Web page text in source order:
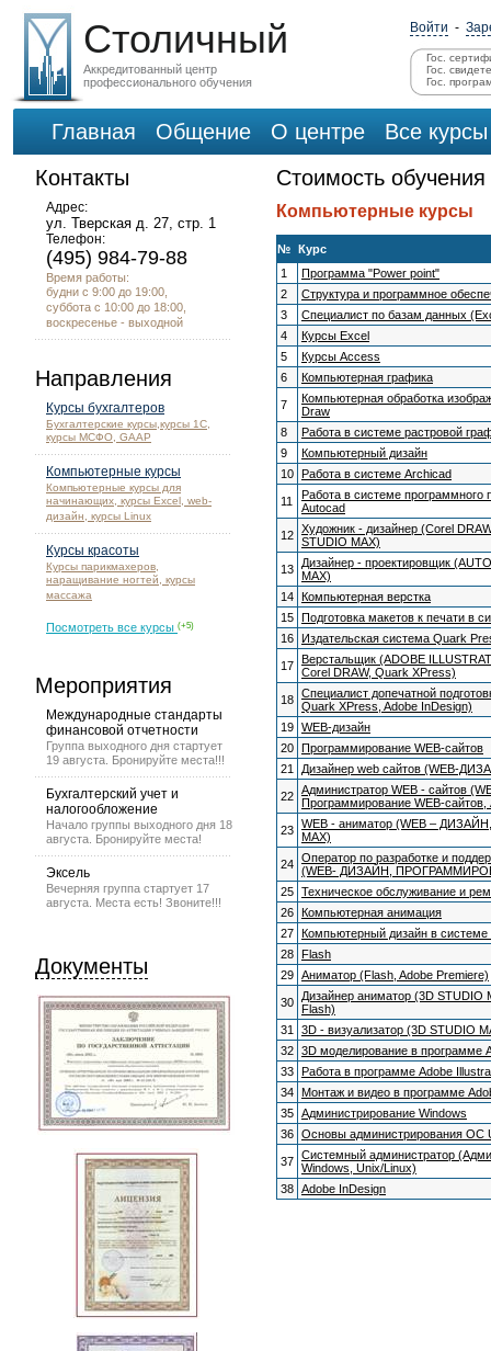
Столичный
Аккредитованный центр
профессионального обучения
Войти -
Гос.
Гос.
Гос.
Главная Общение О центре
Все курсы
Контакты
Адрес:
ул. Тверская д. 27, стр. 1
Телефон:
(495) 984-79-88
Время работы:
будни с 9:00 до 19:00,
суббота с 10:00 до 18:00,
воскресенье - выходной
Направления
Курсы бухгалтеров
Бухгалтерские курсы,курсы 1С,
курсы МСФО, GAAP
Компьютерные курсы
Компьютерные курсы для
начинающих, курсы Excel, web-
дизайн, курсы Linux
Курсы красоты
Курсы парикмахеров,
наращивание ногтей, курсы
массажа
Посмотреть все курсы (+5)
Мероприятия
Международные стандарты
финансовой отчетности
Группа выходного дня стартует
19 августа. Бронируйте места!!!
Бухгалтерский учет и
налогообложение
Начало группы выходного дня 18
августа. Бронируйте места!
Эксель
Вечерняя группа стартует 17
августа. Места есть! Звоните!!!
Документы
Стоимость обучения
Компьютерные курсы
№ Курс
1
Программа "Power point"
2
Структура и программное
3
Специалист по базам данных
4
Курсы Excel
5
Курсы Access
6
Компьютерная графика
7
Компьютерная обработка
Draw
8
Работа в системе растровой
9
Компьютерный дизайн
10 Работа в системе Archicad
11
Работа в системе программного
Autocad
12 Художник - дизайнер (Corel
STUDIO MAX)
13
Дизайнер - проектировщик
MAX)
14 Компьютерная верстка
15 Подготовка макетов к печати в
16 Издательская система Quark
17 Верстальщик (ADOBE
Corel DRAW, Quark XРress)
18 Специалист допечатной
Quark XPress, Adobe InDesign)
19 WEB-дизайн
20 Программирование WEB-сайтов
21
Дизайнер web сайтов (WEB-
22 Администратор WEB - сайтов
Программирование WEB-сайтов,
23 WEB - аниматор (WEB –
MAX)
24 Оператор по разработке и
(WEB- ДИЗАЙН,
25 Техническое обслуживание и
26 Компьютерная анимация
27 Компьютерный дизайн в системе
28 Flash
29 Аниматор (Flash, Adobe Premiere)
30
Дизайнер аниматор (3D STUDIO
Flash)
31
3D - визуализатор (3D STUDIO
32 3D моделирование в программе
33 Работа в программе Adobe
34 Монтаж и видео в программе
35 Администрирование Windows
36 Основы администрирования ОС
37 Системный администратор
Windows, Unix/Linux)
38 Adobe InDesign